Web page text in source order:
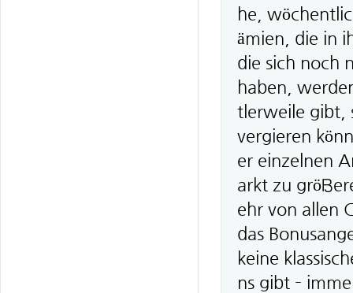
he,
ämien, die in
die sich noch
haben,
tlerweile gibt,
vergieren
er einzelnen
arkt zu
ehr von allen
das
keine
ns gibt –